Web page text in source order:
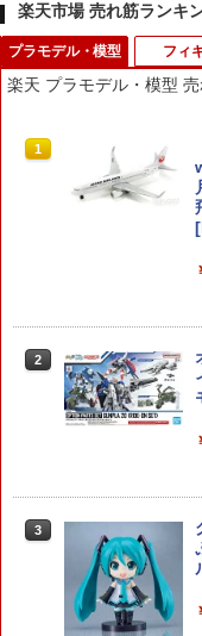
楽天市場 売れ筋ランキ
プラモデル・模型
楽天 プラモデル・模型
1
2
3
フィ